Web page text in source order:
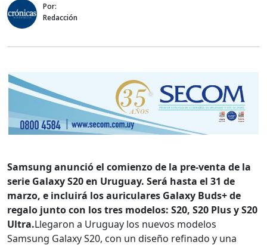
Por:
Redacción
Samsung anunció el comienzo de la pre-venta de la
serie Galaxy S20 en Uruguay. Será hasta el 31 de
marzo, e incluirá los auriculares Galaxy Buds+ de
regalo junto con los tres modelos: S20, S20 Plus y S20
Ultra.Llegaron a Uruguay los nuevos modelos
Samsung Galaxy S20, con un diseño refinado y una